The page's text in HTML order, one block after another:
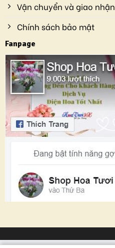
Vận chuyển và giao nhận
Chính sách bảo mật
Fanpage